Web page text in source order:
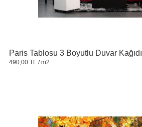
Paris Tablosu 3 Boyutlu Duvar Kağıdı
490,00 TL / m2